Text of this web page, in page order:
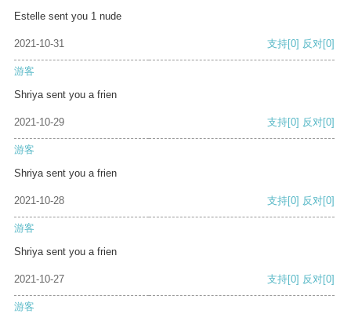
Estelle sent you 1 nude
2021-10-31 支持[0] 反对[0]
游客
Shriya sent you a frien
2021-10-29 支持[0] 反对[0]
游客
Shriya sent you a frien
2021-10-28 支持[0] 反对[0]
游客
Shriya sent you a frien
2021-10-27 支持[0] 反对[0]
游客